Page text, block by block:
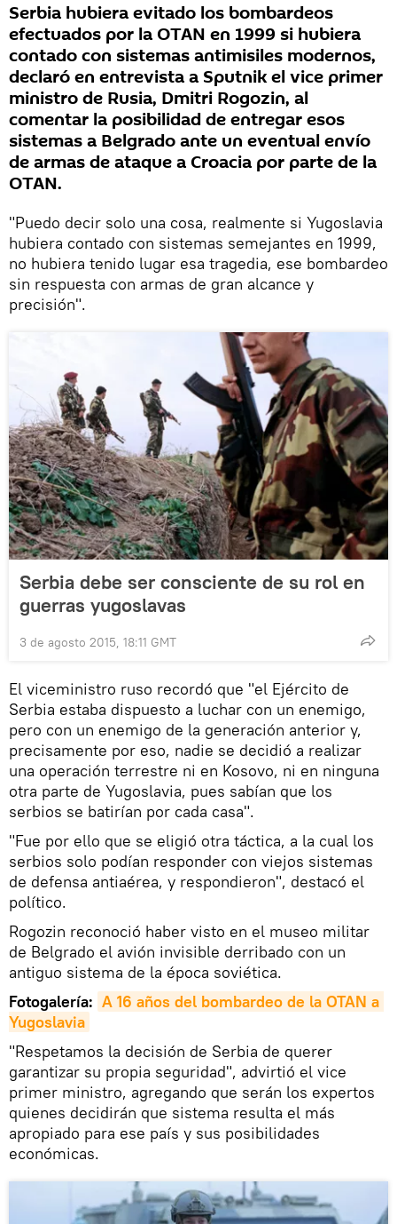
Serbia hubiera evitado los bombardeos
efectuados por la OTAN en 1999 si hubiera
contado con sistemas antimisiles modernos,
declaró en entrevista a Sputnik el vice primer
ministro de Rusia, Dmitri Rogozin, al
comentar la posibilidad de entregar esos
sistemas a Belgrado ante un eventual envío
de armas de ataque a Croacia por parte de la
OTAN.
"Puedo decir solo una cosa, realmente si Yugoslavia
hubiera contado con sistemas semejantes en 1999,
no hubiera tenido lugar esa tragedia, ese bombardeo
sin respuesta con armas de gran alcance y
precisión".
Serbia debe ser consciente de su rol en
guerras yugoslavas
3 de agosto 2015, 18:11 GMT
El viceministro ruso recordó que "el Ejército de
Serbia estaba dispuesto a luchar con un enemigo,
pero con un enemigo de la generación anterior y,
precisamente por eso, nadie se decidió a realizar
una operación terrestre ni en Kosovo, ni en ninguna
otra parte de Yugoslavia, pues sabían que los
serbios se batirían por cada casa".
"Fue por ello que se eligió otra táctica, a la cual los
serbios solo podían responder con viejos sistemas
de defensa antiaérea, y respondieron", destacó el
político.
Rogozin reconoció haber visto en el museo militar
de Belgrado el avión invisible derribado con un
antiguo sistema de la época soviética.
Fotogalería: A 16 años del bombardeo de la OTAN a
Yugoslavia
"Respetamos la decisión de Serbia de querer
garantizar su propia seguridad", advirtió el vice
primer ministro, agregando que serán los expertos
quienes decidirán que sistema resulta el más
apropiado para ese país y sus posibilidades
económicas.